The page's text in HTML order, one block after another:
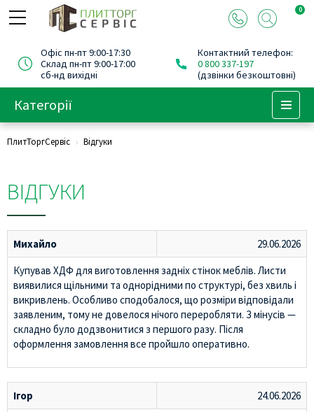
0
Офіс пн-пт 9:00-17:30
Склад пн-пт 9:00-17:00
сб-нд вихідні
Контактний телефон:
0 800 337-197
(дзвінки безкоштовні)
Категорії
ПлитТоргСервіс Відгуки
ВІДГУКИ
Михайло
29.06.2026
Купував ХДФ для виготовлення задніх стінок меблів. Листи
виявилися щільними та однорідними по структурі, без хвиль і
викривлень. Особливо сподобалося, що розміри відповідали
заявленим, тому не довелося нічого переробляти. З мінусів —
складно було додзвонитися з першого разу. Після
оформлення замовлення все пройшло оперативно.
Ігор
24.06.2026